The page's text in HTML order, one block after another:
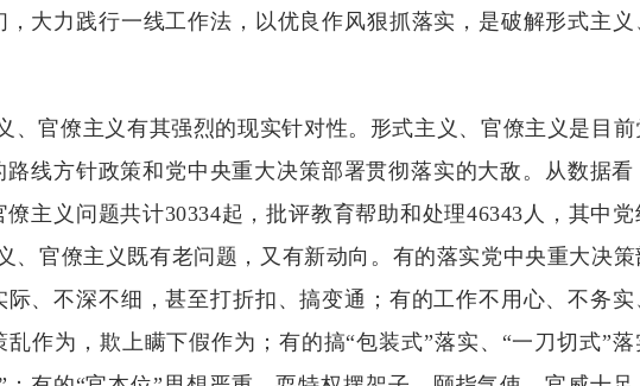
大力践行一线工作法，以优良作风狠抓落实，是破解形式主义
官僚主义有其强烈的现实针对性。形式主义、官僚主义是目前
线方针政策和党中央重大决策部署贯彻落实的大敌。从数据看
主义问题共计30334起，批评教育帮助和处理46343人，其中党
、官僚主义既有老问题，又有新动向。有的落实党中央重大决策
、不深不细，甚至打折扣、搞变通；有的工作不用心、不务实
作为，欺上瞒下假作为；有的搞“包装式”落实、“一刀切式”落